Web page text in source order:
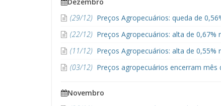
(29/12) Preços Agropecuários: queda de
(22/12) Preços Agropecuários: alta de
(11/12) Preços Agropecuários: alta de
(03/12) Preços agropecuários encerram
Novembro